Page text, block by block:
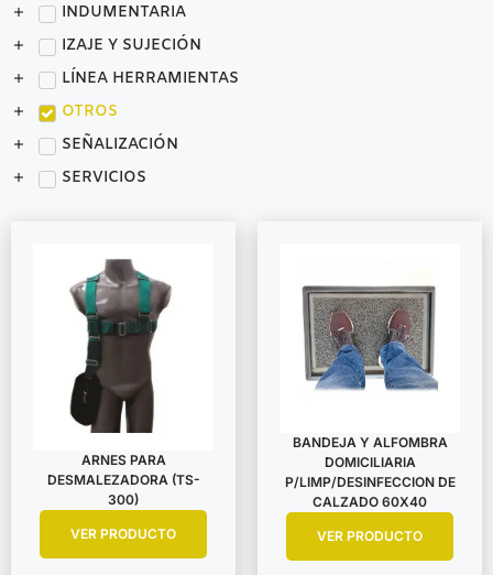
INDUMENTARIA
IZAJE Y SUJECIÓN
LÍNEA HERRAMIENTAS
OTROS
SEÑALIZACIÓN
SERVICIOS
ARNES PARA
DESMALEZADORA (TS-
300)
VER PRODUCTO
BANDEJA Y ALFOMBRA
DOMICILIARIA
P/LIMP/DESINFECCION DE
CALZADO 60X40
VER PRODUCTO